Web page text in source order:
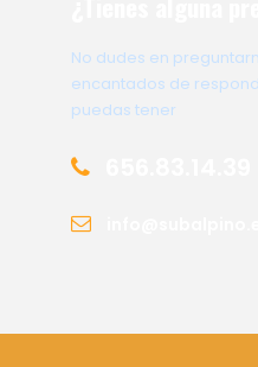
No dudes en
encantados de
puedas tener